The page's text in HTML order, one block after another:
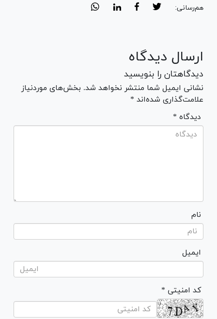
هم‌رسانی:
ارسال دیدگاه
دیدگاهتان را بنویسید
نشانی ایمیل شما منتشر نخواهد شد. بخش‌های موردنیاز
علامت‌گذاری شده‌اند *
* دیدگاه
نام
ایمیل
* کد امنیتی